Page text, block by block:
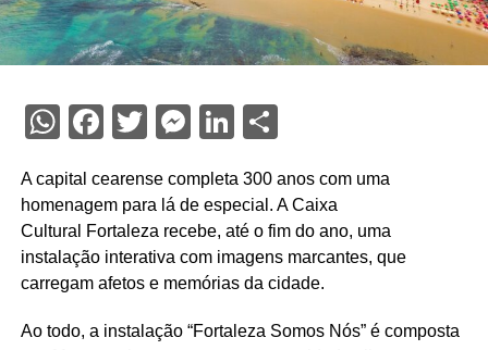
WhatsApp
Facebook
Twitter
Messenger
LinkedIn
Share
A capital cearense completa 300 anos com uma
homenagem para lá de especial. A Caixa
Cultural Fortaleza recebe, até o fim do ano, uma
instalação interativa com imagens marcantes, que
carregam afetos e memórias da cidade.
Ao todo, a instalação “Fortaleza Somos Nós” é composta